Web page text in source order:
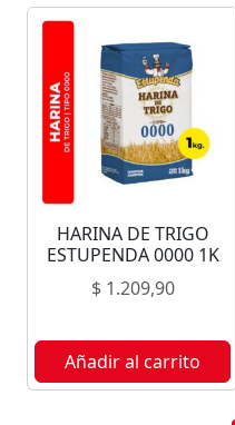
HARINA DE TRIGO
ESTUPENDA 0000 1K
$1.209,90
Añadir al carrito